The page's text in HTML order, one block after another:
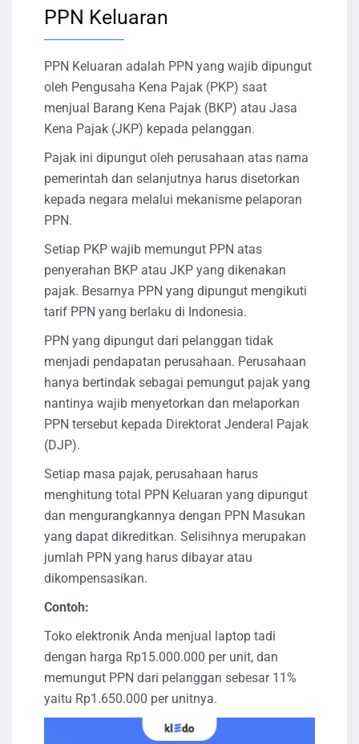
PPN Keluaran
PPN Keluaran adalah PPN yang wajib dipungut
oleh Pengusaha Kena Pajak (PKP) saat
menjual Barang Kena Pajak (BKP) atau Jasa
Kena Pajak (JKP) kepada pelanggan.
Pajak ini dipungut oleh perusahaan atas nama
pemerintah dan selanjutnya harus disetorkan
kepada negara melalui mekanisme pelaporan
PPN.
Setiap PKP wajib memungut PPN atas
penyerahan BKP atau JKP yang dikenakan
pajak. Besarnya PPN yang dipungut mengikuti
tarif PPN yang berlaku di Indonesia.
PPN yang dipungut dari pelanggan tidak
menjadi pendapatan perusahaan. Perusahaan
hanya bertindak sebagai pemungut pajak yang
nantinya wajib menyetorkan dan melaporkan
PPN tersebut kepada Direktorat Jenderal Pajak
(DJP).
Setiap masa pajak, perusahaan harus
menghitung total PPN Keluaran yang dipungut
dan mengurangkannya dengan PPN Masukan
yang dapat dikreditkan. Selisihnya merupakan
jumlah PPN yang harus dibayar atau
dikompensasikan.
Contoh:
Toko elektronik Anda menjual laptop tadi
dengan harga Rp15.000.000 per unit, dan
memungut PPN dari pelanggan sebesar 11%
yaitu Rp1.650.000 per unitnya.